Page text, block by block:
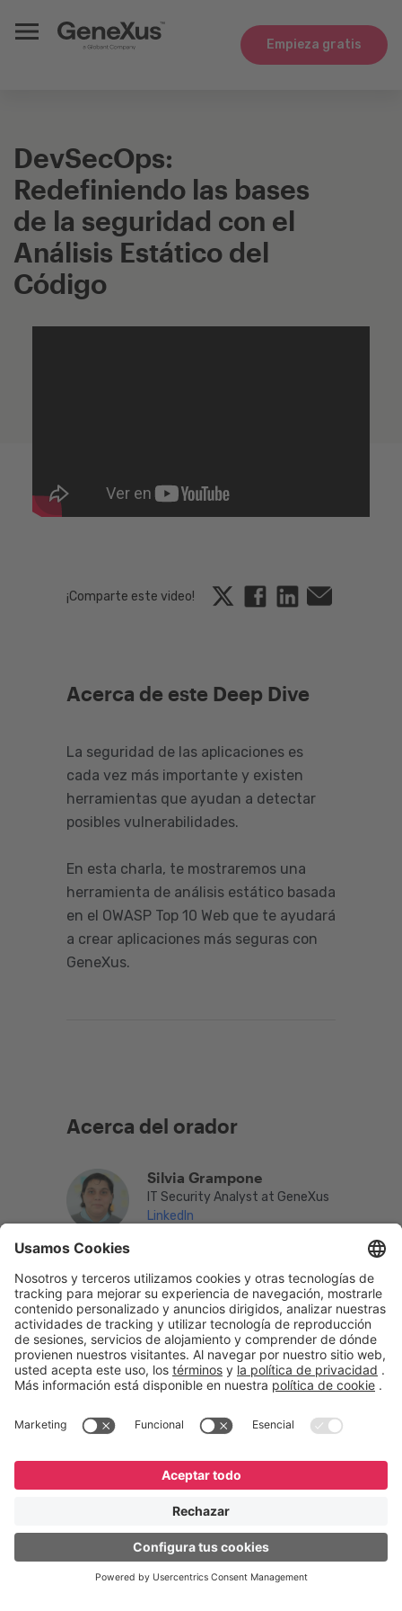
Empieza gratis
DevSecOps:
Redefiniendo las bases
de la seguridad con el
Análisis Estático del
Código
¡Comparte este video! Twitter FacebookLinkedin
Acerca de este Deep Dive
La seguridad de las aplicaciones es
cada vez más importante y existen
herramientas que ayudan a detectar
posibles vulnerabilidades.
En esta charla, te mostraremos una
herramienta de análisis estático basada
en el OWASP Top 10 Web que te ayudará
a crear aplicaciones más seguras con
GeneXus.
Acerca del orador
Silvia Grampone
IT Security Analyst at GeneXus
LinkedIn
© GeneXus. Todos los derechos reservados. GeneXus